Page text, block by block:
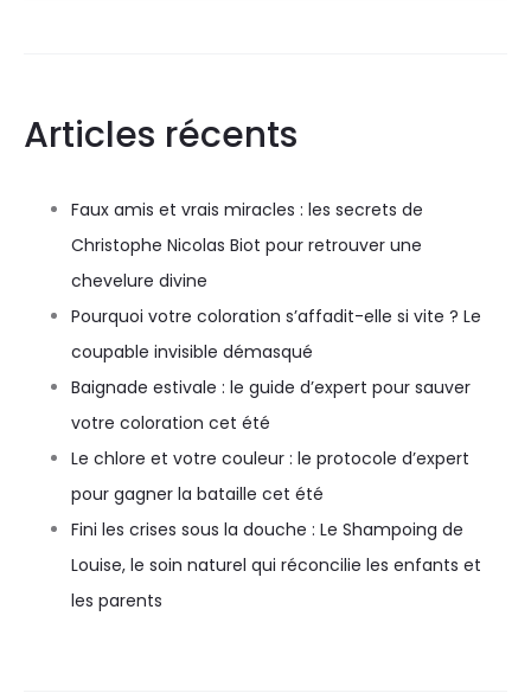
Articles récents
Faux amis et vrais miracles : les secrets de
Christophe Nicolas Biot pour retrouver une
chevelure divine
Pourquoi votre coloration s’affadit-elle si vite ? Le
coupable invisible démasqué
Baignade estivale : le guide d’expert pour sauver
votre coloration cet été
Le chlore et votre couleur : le protocole d’expert
pour gagner la bataille cet été
Fini les crises sous la douche : Le Shampoing de
Louise, le soin naturel qui réconcilie les enfants et
les parents